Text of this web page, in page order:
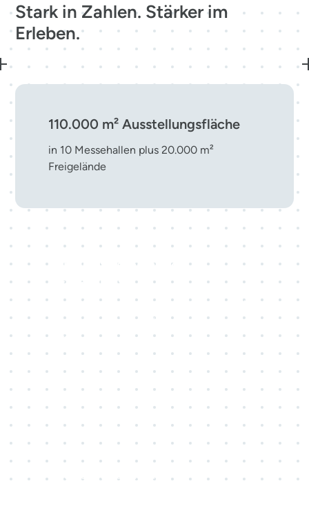
Stark in Zahlen. Stärker im
Erleben.
110.000 m² Ausstellungsfläche
in 10 Messehallen plus 20.000 m²
Freigelände
Top-10-Messestandort in
Deutschland
eine führende Adresse für nationale und
internationale Veranstaltungen mitten in
Europa.
Veranstaltungsräume
rund 800 Kongress- und